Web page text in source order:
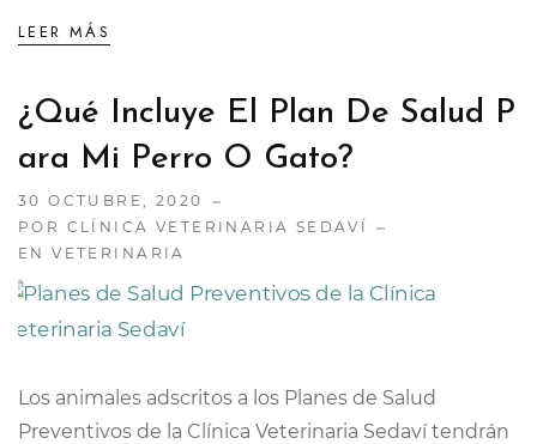
LEER MÁS
¿Qué Incluye El Plan De Salud P
Ara Mi Perro O Gato?
30 OCTUBRE, 2020
POR CLÍNICA VETERINARIA SEDAVÍ
ENVETERINARIA
Los animales adscritos a los Planes de Salud
Preventivos de la Clínica Veterinaria Sedaví tendrán